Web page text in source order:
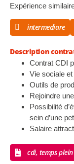
Expérience
intermediare
Description
Contrat CDI
Vie sociale
Outils de
Rejoindre
Possibilité
sein d’une
Salaire
cdi, temps plein